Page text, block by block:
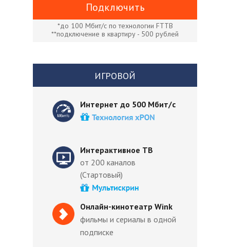
ИГРОВОЙ
*до 100 Мбит/с по технологии FTTB
**подключение в квартиру - 500 рублей
Интерактивное ТВ
от 200 каналов
(Стартовый)
Интернет до 500 Мбит/с
Онлайн-кинотеатр Wink
фильмы и сериалы в одной
подписке
Подключить